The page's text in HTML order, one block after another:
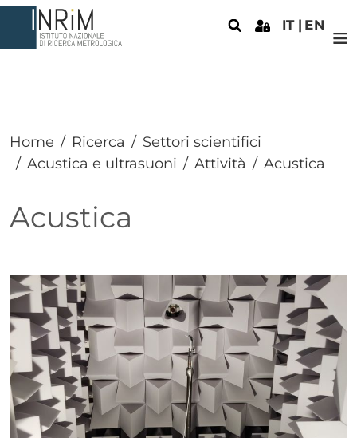
Salta al contenuto principale
IT EN
Home Ricerca
Settori scientifici
Acustica e ultrasuoni
Attività Acustica
Acustica
Paragrafo
Immagine